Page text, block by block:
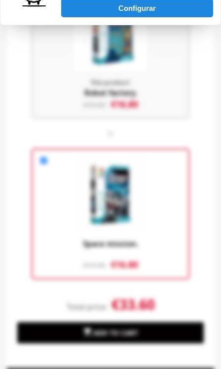
This product:
Robot factory.
€16.80
Space mission.
€16.80
Total price: €33.60
ADD TO CART
Configurar